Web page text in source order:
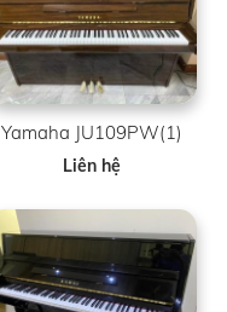
Yamaha JU109PW(1)
Liên hệ